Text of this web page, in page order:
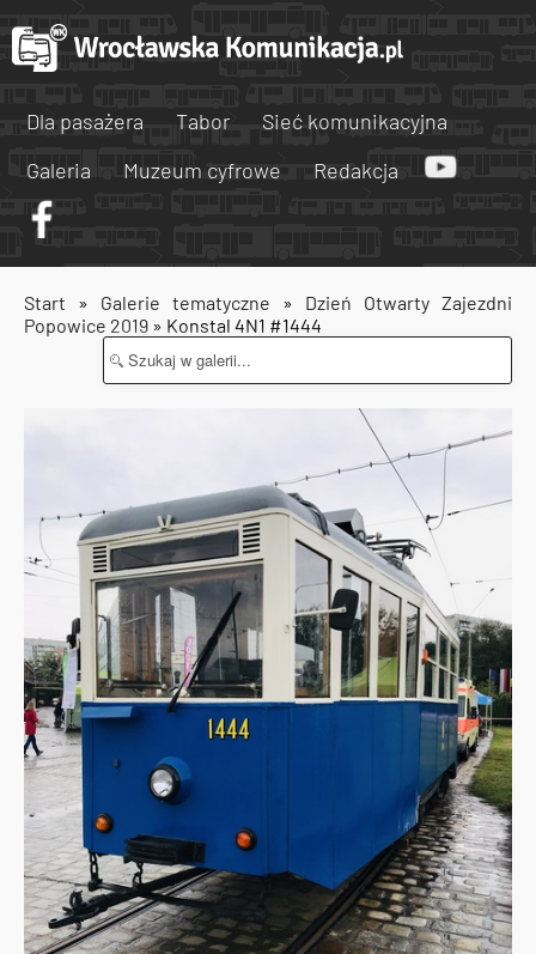
Dla pasażera Tabor
Sieć komunikacyjna
Galeria
Muzeum cyfrowe Redakcja
Start » Galerie tematyczne » Dzień Otwarty Zajezdni
Popowice 2019 » Konstal 4N1 #1444